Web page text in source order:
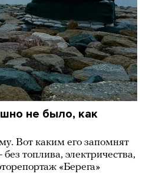
не было, как
Вот каким его запомнят
топлива, электричества,
«Берега»